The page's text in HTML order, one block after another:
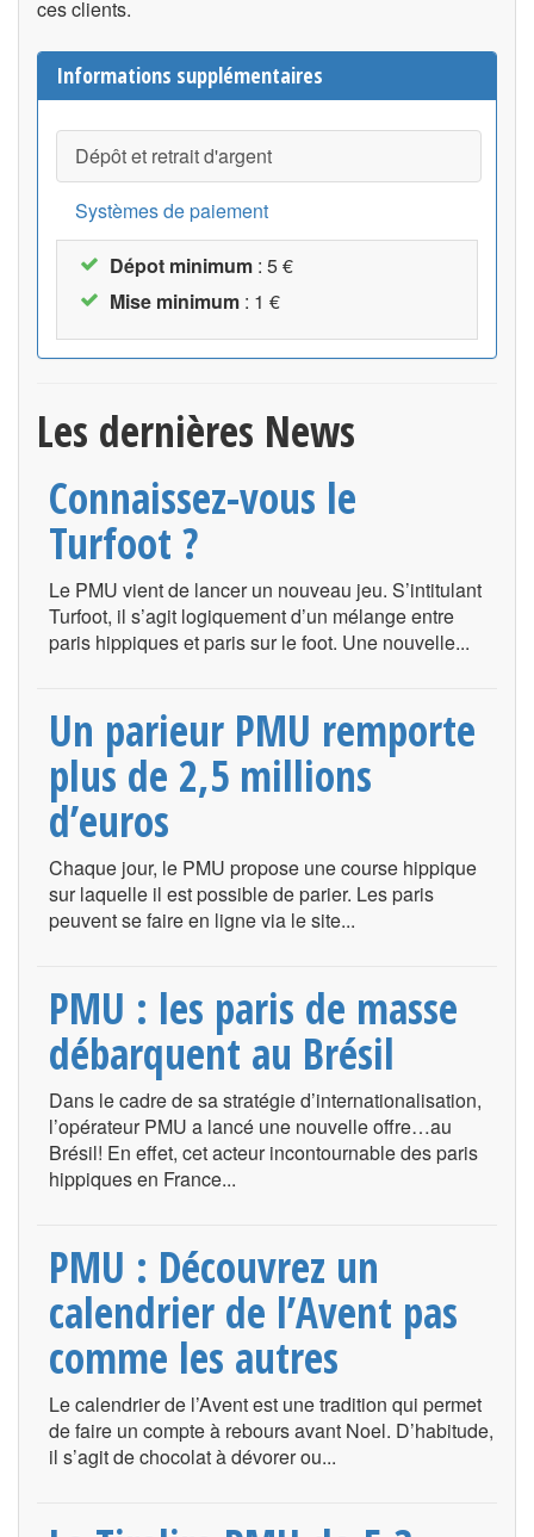
ces clients.
Informations supplémentaires
Dépôt et retrait d'argent
Systèmes de paiement
Dépot minimum : 5 €
Mise minimum : 1 €
Les dernières News
Connaissez-vous le
Turfoot ?
Le PMU vient de lancer un nouveau jeu. S’intitulant
Turfoot, il s’agit logiquement d’un mélange entre
paris hippiques et paris sur le foot. Une nouvelle...
Un parieur PMU remporte
plus de 2,5 millions
d’euros
Chaque jour, le PMU propose une course hippique
sur laquelle il est possible de parier. Les paris
peuvent se faire en ligne via le site...
PMU : les paris de masse
débarquent au Brésil
Dans le cadre de sa stratégie d’internationalisation,
l’opérateur PMU a lancé une nouvelle offre…au
Brésil! En effet, cet acteur incontournable des paris
hippiques en France...
PMU : Découvrez un
calendrier de l’Avent pas
comme les autres
Le calendrier de l’Avent est une tradition qui permet
de faire un compte à rebours avant Noel. D’habitude,
il s’agit de chocolat à dévorer ou...